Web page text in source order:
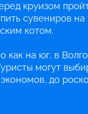
круизом
сувениров
котом.
на юг, в
могут
до